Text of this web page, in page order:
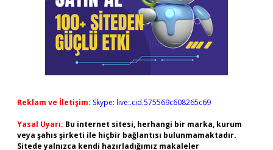
Reklam ve İletişim: Skype: live:.cid.575569c608265c69
Yasal Uyarı: Bu internet sitesi, herhangi bir marka, kurum
veya şahıs şirketi ile hiçbir bağlantısı bulunmamaktadır.
Sitede yalnızca kendi hazırladığımız makaleler